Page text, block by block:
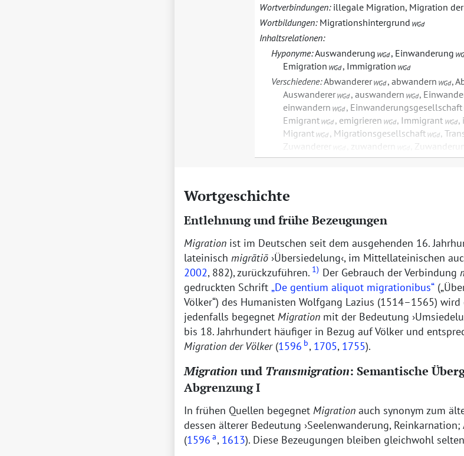
Wortverbindungen: illegale Migration, Migration
Wortbildungen: Migrationshintergrund WGd
Inhaltsrelationen:
Hyponyme:Auswanderung WGd, Einwanderung
Emigration WGd, Immigration WGd
Verschiedene:Abwanderer WGd, abwandern WGd,
Auswanderer WGd, auswandern WGd,
einwandern WGd, Einwanderungsgesellschaft
Emigrant WGd , emigrieren WGd, Immigrant WGd,
Migrant WGd , Migrationsgesellschaft WGd,
Zuwanderer
zuwandern
Wortgeschichte
Entlehnung und frühe Bezeugungen
Migration ist im Deutschen seit dem ausgehenden 16.
lateinisch migrātiō Übersiedelung , im Mittellateinischen
2002, 882), zurückzuführen. 1) Der Gebrauch der Verbindung
gedruckten Schrift De gentium aliquot migrationibus (
Völker ) des Humanisten Wolfgang Lazius (1514–1565)
jedenfalls begegnet Migration mit der Bedeutung
bis 18. Jahrhundert häufiger in Bezug auf Völker und
Migration der Völker(1596 b, 1705, 1755).
Migration und Transmigration: Semantische
Abgrenzung I
In frühen Quellen begegnet Migration auch synonym zum
dessen älterer Bedeutung Seelenwanderung,
(1596 a, 1613). Diese Bezeugungen bleiben gleichwohl